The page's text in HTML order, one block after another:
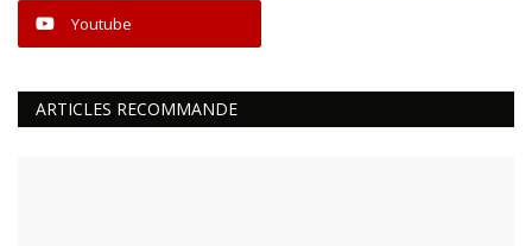
Youtube
ARTICLES RECOMMANDE